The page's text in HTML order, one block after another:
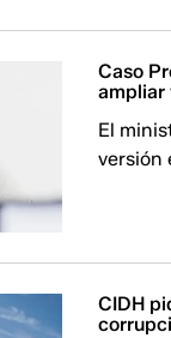
Caso
ampliar
El
versión
CIDH